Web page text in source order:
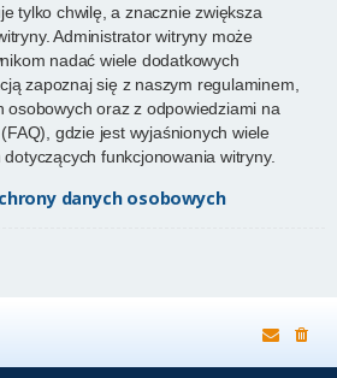
tylko chwilę, a znacznie zwiększa
Administrator witryny może
nadać wiele dodatkowych
zapoznaj się z naszym regulaminem,
osobowych oraz z odpowiedziami na
gdzie jest wyjaśnionych wiele
funkcjonowania witryny.
danych osobowych